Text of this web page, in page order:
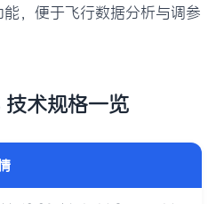
，便于飞行数据分析与调参
术规格一览